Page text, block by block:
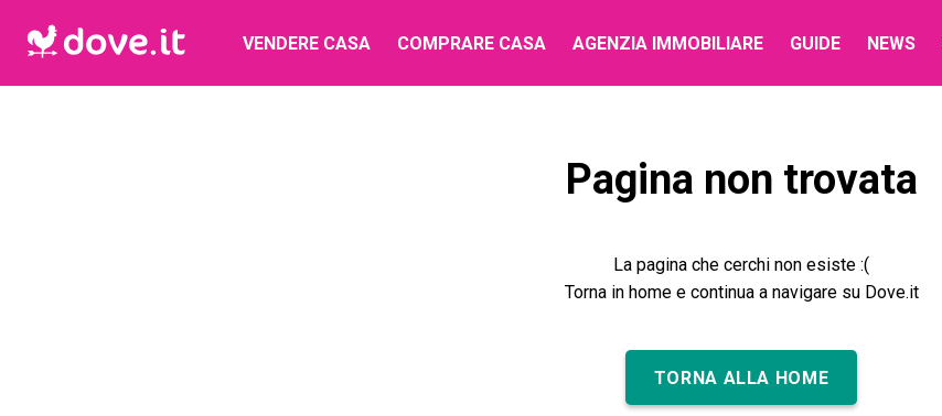
VENDERE CASA COMPRARE CASA AGENZIA IMMOBILIARE GUIDE NEWS
Pagina non trovata
La pagina che cerchi non esiste :(
Torna in home e continua a navigare su Dove.it
TORNA ALLA HOME